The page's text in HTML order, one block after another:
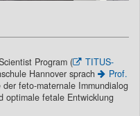
Program (
TITUS-
Hannover sprach
Prof.
feto-maternale Immundialog
optimale fetale Entwicklung